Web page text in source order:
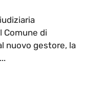
Comune di
nuovo gestore, la